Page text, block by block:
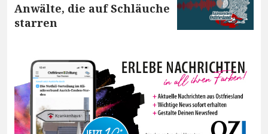
Anwälte, die auf Schläuche
starren